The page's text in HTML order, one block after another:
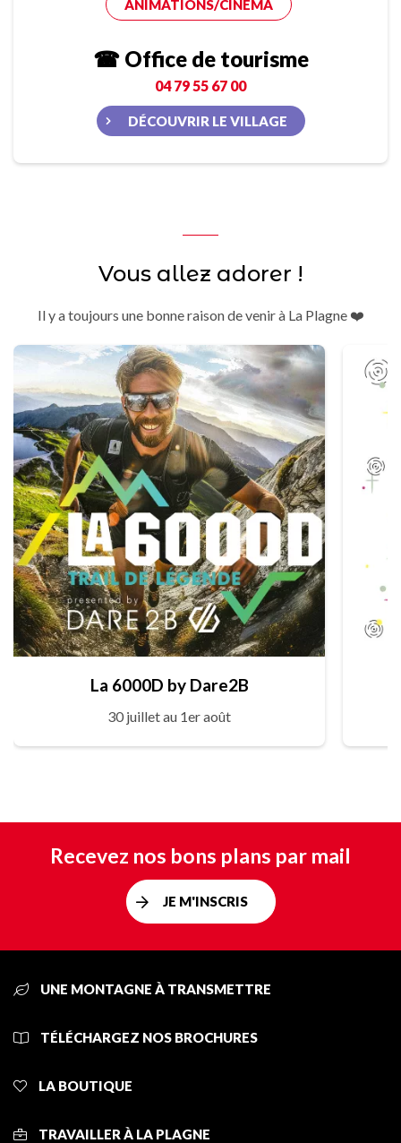
ANIMATIONS/CINÉMA
☎ Office de tourisme
04 79 55 67 00
DÉCOUVRIR LE VILLAGE
Vous allez adorer !
Il y a toujours une bonne raison de venir à La Plagne ❤️
La 6000D by Dare2B
30 juillet au 1er août
Recevez nos bons plans par mail
JE M'INSCRIS
UNE MONTAGNE À TRANSMETTRE
TÉLÉCHARGEZ NOS BROCHURES
LA BOUTIQUE
TRAVAILLER À LA PLAGNE